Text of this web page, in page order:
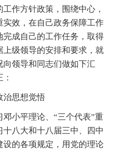
作方针政策，围绕中心，
效，在自己政务保障工作
成自己的工作任务，取得
级领导的安排和要求，就
领导和同志们做如下汇
治思想觉悟
小平理论、“三个代表”重
八大和十八届三中、四中
的各项规定，用党的理论